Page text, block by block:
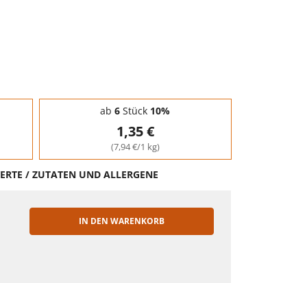
ab 6 Stück 10%
1,35 €
(7,94 €/1 kg)
/ ZUTATEN UND ALLERGENE
IN DEN WARENKORB